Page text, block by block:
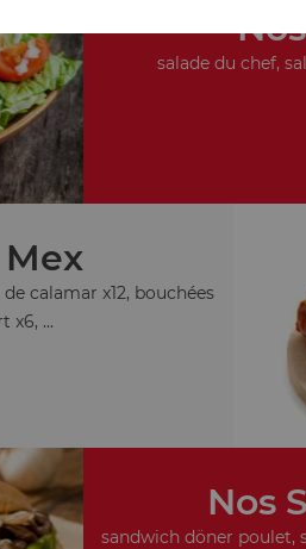
salade du chef,
Mex
calamar x12, bouchées
x6, ...
Nos
sandwich döner poulet,